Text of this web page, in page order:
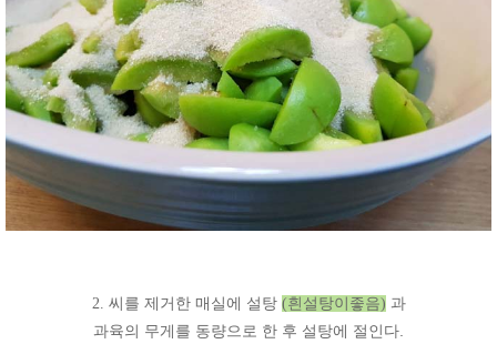
2. 씨를 제거한 매실에 설탕 (흰설탕이좋음) 과
과육의 무게를 동량으로 한 후 설탕에 절인다.